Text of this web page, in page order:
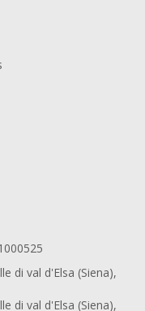
di val d'Elsa (Siena),
di val d'Elsa (Siena),